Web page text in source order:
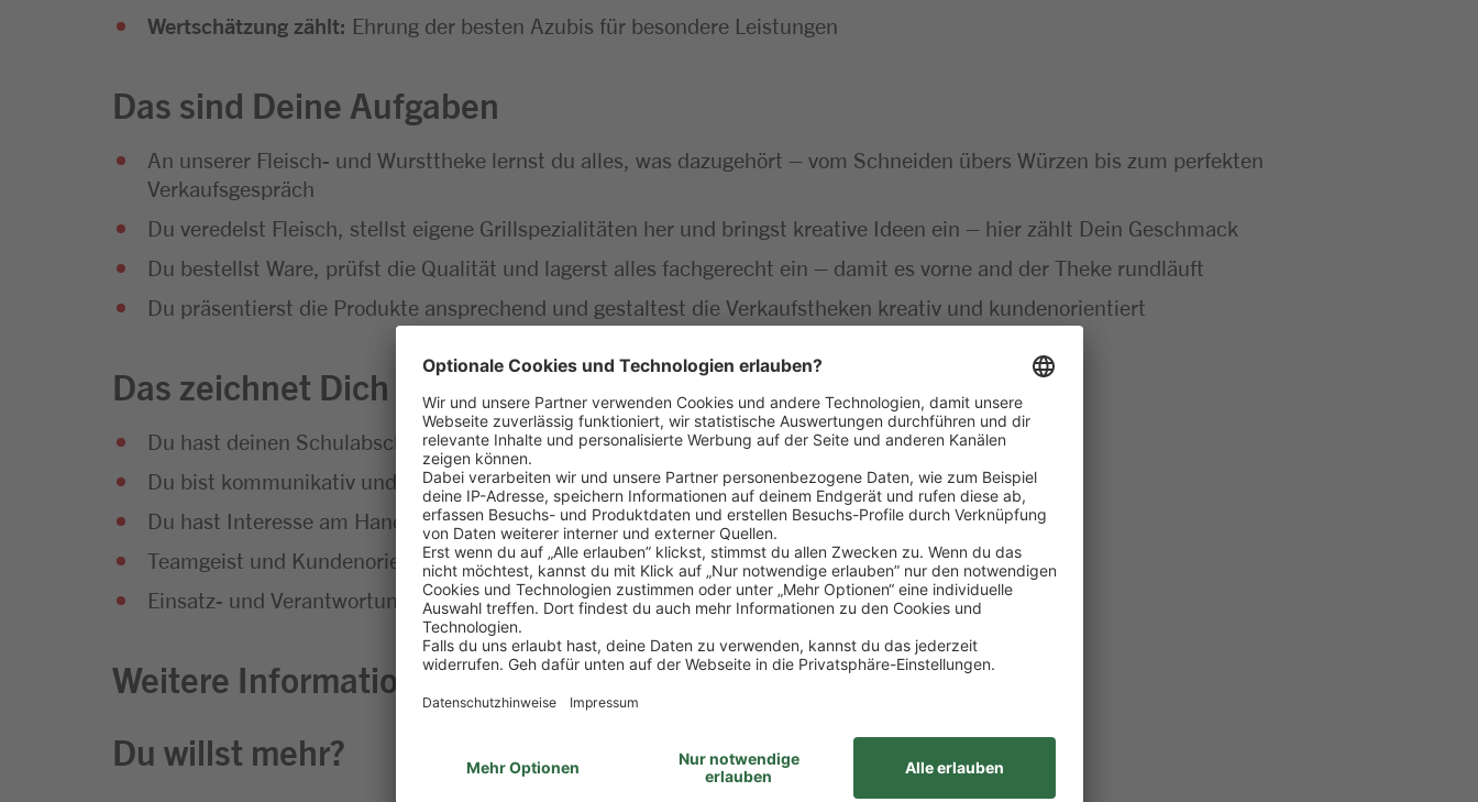
Wertschätzung zählt: Ehrung der besten Azubis für besondere Leistungen
Das sind Deine Aufgaben
An unserer Fleisch- und Wursttheke lernst du alles, was dazugehört – vom Schneiden übers Würzen bis zum perfekten
Verkaufsgespräch
Du veredelst Fleisch, stellst eigene Grillspezialitäten her und bringst kreative Ideen ein – hier zählt Dein Geschmack
Du bestellst Ware, prüfst die Qualität und lagerst alles fachgerecht ein – damit es vorne and der Theke rundläuft
Du präsentierst die Produkte ansprechend und gestaltest die Verkaufstheken kreativ und kundenorientiert
Das zeichnet Dich aus
Du hast deinen Schulabschluss erfolgreich gemeistert
Du bist kommunikativ und hast Spaß am Umgang mit Menschen
Du hast Interesse am Handel und an Lebensmitteln
Teamgeist und Kundenorientierung gehören für dich einfach dazu
Einsatz- und Verantwortungsbereitschaft bringst du gerne mit
Weitere Informationen zu dieser Stelle
Du willst mehr?